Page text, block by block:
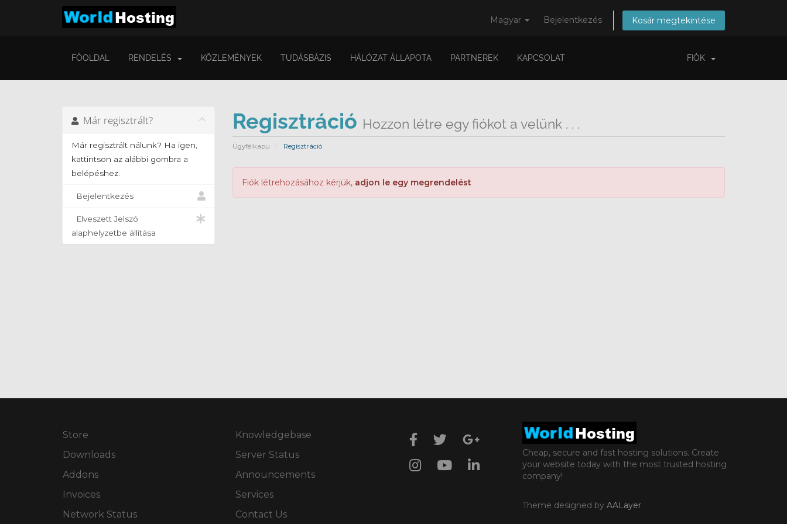
Magyar Bejelentkezés Kosár megtekintése
FŐOLDAL RENDELÉS KÖZLEMÉNYEK TUDÁSBÁZIS HÁLÓZAT ÁLLAPOTA PARTNEREK KAPCSOLAT FIÓK
Regisztráció Hozzon létre egy fiókot a velünk . . .
Ügyfélkapu Regisztráció
Már regisztrált?
Már regisztrált nálunk? Ha igen,
kattintson az alábbi gombra a
belépéshez.
Bejelentkezés
Elveszett Jelszó
alaphelyzetbe állítása
Fiók létrehozásához kérjük, adjon le egy megrendelést
Store
Downloads
Addons
Invoices
Network Status
Knowledgebase
Server Status
Announcements
Services
Contact Us
Cheap, secure and fast hosting solutions. Create
your website today with the most trusted hosting
company!
Theme designed byAALayer